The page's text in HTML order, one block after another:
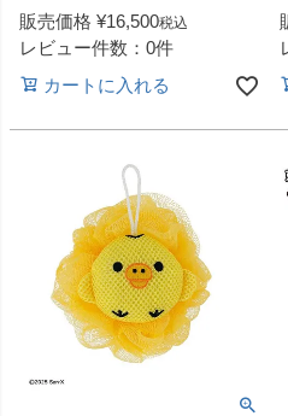
販売価格 ¥16,500税込
レビュー件数：0件
カートに入れる